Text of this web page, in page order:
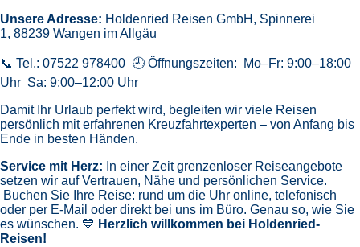
Unsere Adresse: Holdenried Reisen GmbH, Spinnerei
1, 88239 Wangen im Allgäu
📞 Tel.: 07522 978400 🕘 Öffnungszeiten: Mo–Fr: 9:00–18:00
Uhr Sa: 9:00–12:00 Uhr
Damit Ihr Urlaub perfekt wird, begleiten wir viele Reisen
persönlich mit erfahrenen Kreuzfahrtexperten – von Anfang bis
Ende in besten Händen.
Service mit Herz: In einer Zeit grenzenloser Reiseangebote
setzen wir auf Vertrauen, Nähe und persönlichen Service.
Buchen Sie Ihre Reise: rund um die Uhr online, telefonisch
oder per E-Mail oder direkt bei uns im Büro. Genau so, wie Sie
es wünschen. 💙 Herzlich willkommen bei Holdenried-
Reisen!